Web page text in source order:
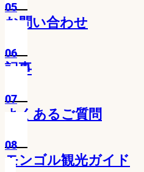
05
お問い合わせ
06
記事
07
よくあるご質問
08
モンゴル観光ガイド